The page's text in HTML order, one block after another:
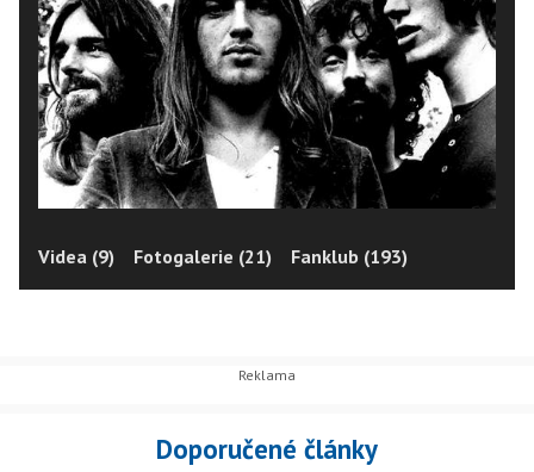
Videa (9) Fotogalerie (21) Fanklub (193)
Doporučené články